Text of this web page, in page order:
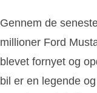
Gennem de
millioner Ford
blevet fornyet og
bil er en legende